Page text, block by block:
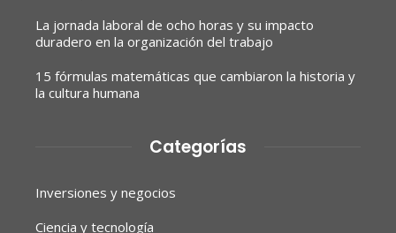
La jornada laboral de ocho horas y su impacto
duradero en la organización del trabajo
15 fórmulas matemáticas que cambiaron la historia y
la cultura humana
Categorías
Inversiones y negocios
Ciencia y tecnología